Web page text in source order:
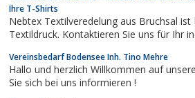
Ihre T-Shirts
Nebtex Textilveredelung aus Bruchsal
Textildruck. Kontaktieren Sie uns für Ihr
Vereinsbedarf Bodensee Inh. Tino Mehre
Hallo und herzlich Willkommen auf unserer
Sie sich bei uns informieren !